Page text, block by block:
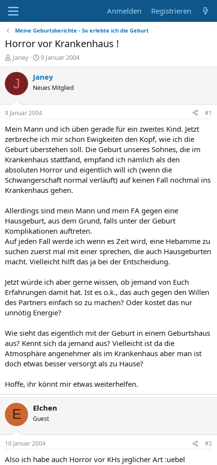
Anmelden Registrieren
Meine Geburtsberichte - So erlebte ich die Geburt
Horror vor Krankenhaus !
E
r
s
e
r
Janey
E
r
s
e
l
t
a
m
9 Januar 2004
J Janey
Neues Mitglied
9 Januar 2004 #1
Mein Mann und ich üben gerade für ein zweites Kind. Jetzt
zerbreche ich mir schon Ewigkeiten den Kopf, wie ich die
Geburt überstehen soll. Die Geburt unseres Sohnes, die im
Krankenhaus stattfand, empfand ich nämlich als den
absoluten Horror und eigentlich will ich (wenn die
Schwangerschaft normal verläuft) auf keinen Fall nochmal ins
Krankenhaus gehen.
Allerdings sind mein Mann und mein FA gegen eine
Hausgeburt, aus dem Grund, falls unter der Geburt
Komplikationen auftreten.
Auf jeden Fall werde ich wenn es Zeit wird, eine Hebamme zu
suchen zuerst mal mit einer sprechen, die auch Hausgeburten
macht. Vielleicht hilft das ja bei der Entscheidung.
Jetzt würde ich aber gerne wissen, ob jemand von Euch
Erfahrungen damit hat. Ist es o.k., das auch gegen den Willen
des Partners einfach so zu machen? Oder kostet das nur
unnötig Energie?
Wie sieht das eigentlich mit der Geburt in einem Geburtshaus
aus? Kennt sich da jemand aus? Vielleicht ist da die
Atmosphäre angenehmer als im Krankenhaus aber man ist
doch etwas besser versorgt als zu Hause?
Hoffe, ihr könnt mir etwas weiterhelfen.
E Elchen
Guest
10 Januar 2004 #2
Also ich habe auch Horror vor KHs jeglicher Art :uebel